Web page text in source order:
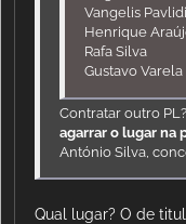
Vangelis
Henrique
Rafa Silva
Gustavo Varela
Contratar outro PL?
agarrar o lugar na
António Silva,
Qual lugar? O de